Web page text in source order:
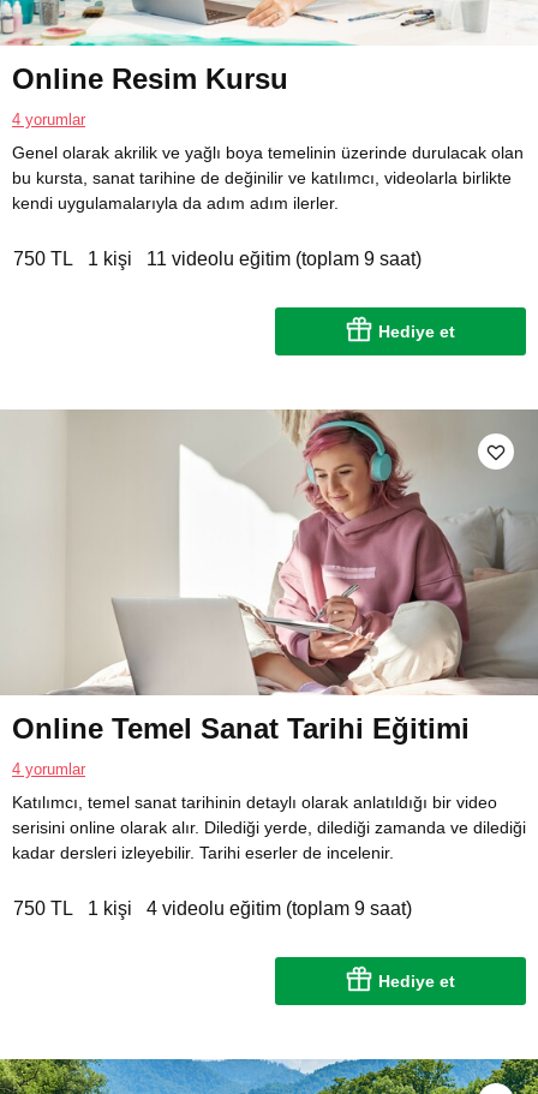
Online Resim Kursu
4 yorumlar
Genel olarak akrilik ve yağlı boya temelinin üzerinde durulacak olan
bu kursta, sanat tarihine de değinilir ve katılımcı, videolarla birlikte
kendi uygulamalarıyla da adım adım ilerler.
750 TL 1 kişi 11 videolu eğitim (toplam 9 saat)
Hediye et
Online Temel Sanat Tarihi Eğitimi
4 yorumlar
Katılımcı, temel sanat tarihinin detaylı olarak anlatıldığı bir video
serisini online olarak alır. Dilediği yerde, dilediği zamanda ve dilediği
kadar dersleri izleyebilir. Tarihi eserler de incelenir.
750 TL 1 kişi 4 videolu eğitim (toplam 9 saat)
Hediye et